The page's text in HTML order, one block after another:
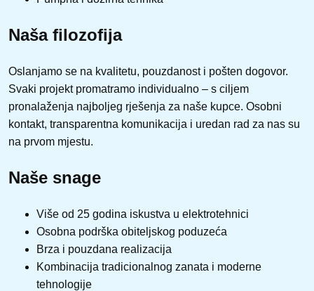
Naša filozofija
Oslanjamo se na kvalitetu, pouzdanost i pošten dogovor.
Svaki projekt promatramo individualno – s ciljem
pronalaženja najboljeg rješenja za naše kupce. Osobni
kontakt, transparentna komunikacija i uredan rad za nas su
na prvom mjestu.
Naše snage
Više od 25 godina iskustva u elektrotehnici
Osobna podrška obiteljskog poduzeća
Brza i pouzdana realizacija
Kombinacija tradicionalnog zanata i moderne
tehnologije